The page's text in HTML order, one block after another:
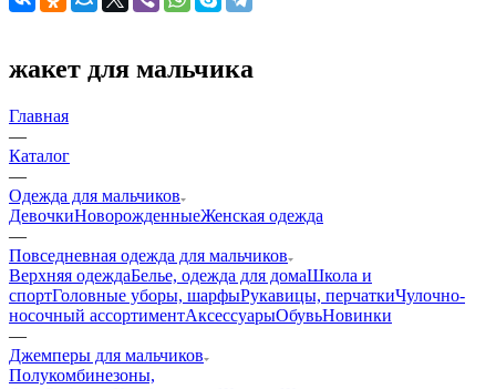
жакет для мальчика
Главная
—
Каталог
—
Одежда для мальчиков
ДевочкиНоворожденныеЖенская одежда
—
Повседневная одежда для мальчиков
Верхняя одеждаБелье, одежда для домаШкола и
спортГоловные уборы, шарфыРукавицы, перчаткиЧулочно-
носочный ассортиментАксессуарыОбувьНовинки
—
Джемперы для мальчиков
Полукомбинезоны,